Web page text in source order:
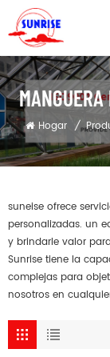
Hogar /
suneise ofrece
personalizadas. un
y brindarle valor
Sunrise tiene la
complejas para
nosotros en